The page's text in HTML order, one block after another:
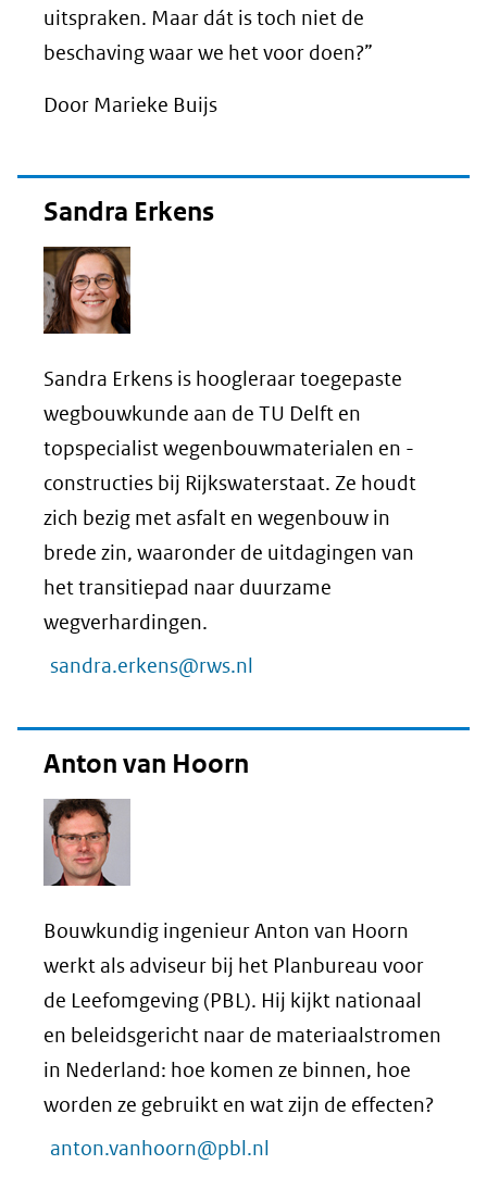
uitspraken. Maar dát is toch niet de
beschaving waar we het voor doen?”
Door Marieke Buijs
Sandra Erkens
Sandra Erkens is hoogleraar toegepaste
wegbouwkunde aan de TU Delft en
topspecialist wegenbouwmaterialen en -
constructies bij Rijkswaterstaat. Ze houdt
zich bezig met asfalt en wegenbouw in
brede zin, waaronder de uitdagingen van
het transitiepad naar duurzame
wegverhardingen.
sandra.erkens@rws.nl
Anton van Hoorn
Bouwkundig ingenieur Anton van Hoorn
werkt als adviseur bij het Planbureau voor
de Leefomgeving (PBL). Hij kijkt nationaal
en beleidsgericht naar de materiaalstromen
in Nederland: hoe komen ze binnen, hoe
worden ze gebruikt en wat zijn de effecten?
anton.vanhoorn@pbl.nl